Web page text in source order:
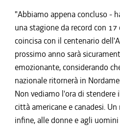
"Abbiamo appena concluso -
una stagione da record con
coincisa con il centenario
prossimo anno sarà
emozionante, considerando
nazionale ritornerà in
Non vediamo l'ora di stendere
città americane e canadesi.
infine, alle donne e agli